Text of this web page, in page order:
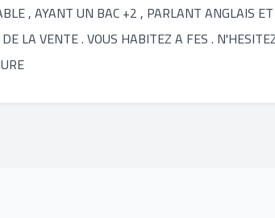
, AYANT UN BAC +2 , PARLANT ANGLAIS
LA VENTE . VOUS HABITEZ A FES .